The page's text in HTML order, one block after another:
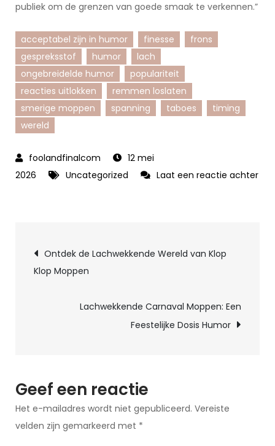
publiek om de grenzen van goede smaak te verkennen.”
acceptabel zijn in humor finesse
frons
gespreksstof
humor
lach
ongebreidelde humor
populariteit
reacties uitlokken
remmen loslaten
smerige moppen
spanning taboes
timing
wereld
12 mei
2026
Uncategorized
Laat een reactie achter
Smerige
Frons
Berichtnavigatie
Ontdek de Lachwekkende Wereld van Klop
Klop Moppen
Lachwekkende Carnaval Moppen: Een
Feestelijke Dosis Humor
Geef een reactie
Het e-mailadres wordt niet gepubliceerd. Vereiste
velden zijn gemarkeerd met *